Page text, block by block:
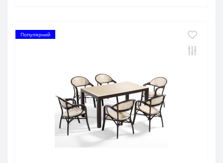
Популярний